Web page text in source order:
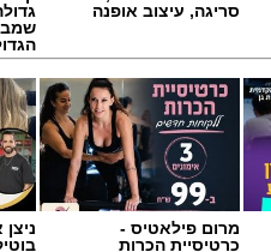
שאלת הגבולות בהורות. לא
סריגה, עיצוב אופנה
מרום פילאטיס -
כרטיסיית הכרות